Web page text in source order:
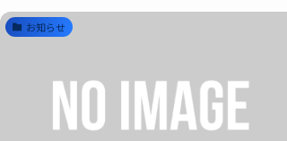
お知らせ